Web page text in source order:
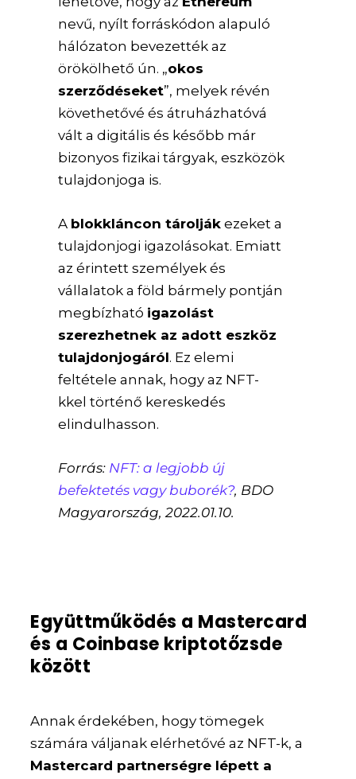
nevű, nyílt forráskódon alapuló
hálózaton bevezették az
örökölhető ún. „okos
szerződéseket”, melyek révén
követhetővé és átruházhatóvá
vált a digitális és később már
bizonyos fizikai tárgyak, eszközök
tulajdonjoga is.
A blokkláncon tárolják ezeket a
tulajdonjogi igazolásokat. Emiatt
az érintett személyek és
vállalatok a föld bármely pontján
megbízható igazolást
szerezhetnek az adott eszköz
tulajdonjogáról. Ez elemi
feltétele annak, hogy az NFT-
kkel történő kereskedés
elindulhasson.
Forrás: NFT: a legjobb új
befektetés vagy buborék?, BDO
Magyarország, 2022.01.10.
Együttműködés a Mastercard
és a Coinbase kriptotőzsde
között
Annak érdekében, hogy tömegek
számára váljanak elérhetővé az NFT-k, a
Mastercard partnerségre lépett a